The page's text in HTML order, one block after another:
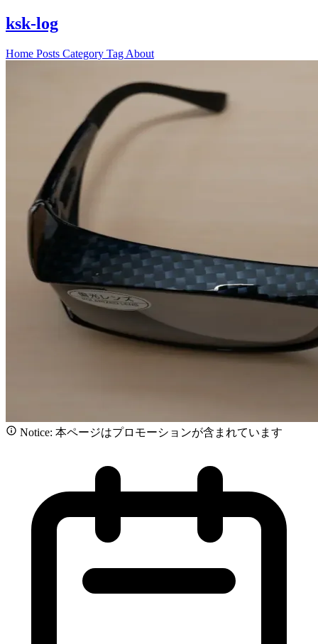
ksk-log
Home Posts Category Tag About
Notice: 本ページはプロモーションが含まれています